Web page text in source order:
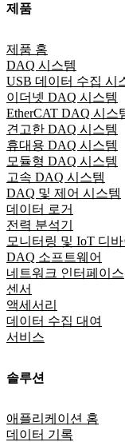
제품
제품 홈
DAQ 시스템
USB 데이터 수집 시
이더넷 DAQ 시스템
EtherCAT DAQ 시스
견고한 DAQ 시스템
휴대용 DAQ 시스템
모듈형 DAQ 시스템
고속 DAQ 시스템
DAQ 및 제어 시스템
데이터 로거
전력 분석기
모니터링 및 IoT 디
DAQ 소프트웨어
네트워크 인터페이스
센서
액세서리
데이터 수집 대여
서비스
솔루션
애플리케이션 홈
데이터 기록